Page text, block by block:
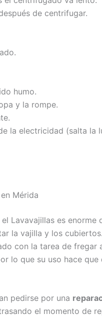
de centrifugar.
humo.
y la rompe.
la electricidad (salta la
Mérida
Lavavajillas es enorme
la vajilla y los
con la tarea de fregar
lo que su uso hace
pedirse por una
el momento de